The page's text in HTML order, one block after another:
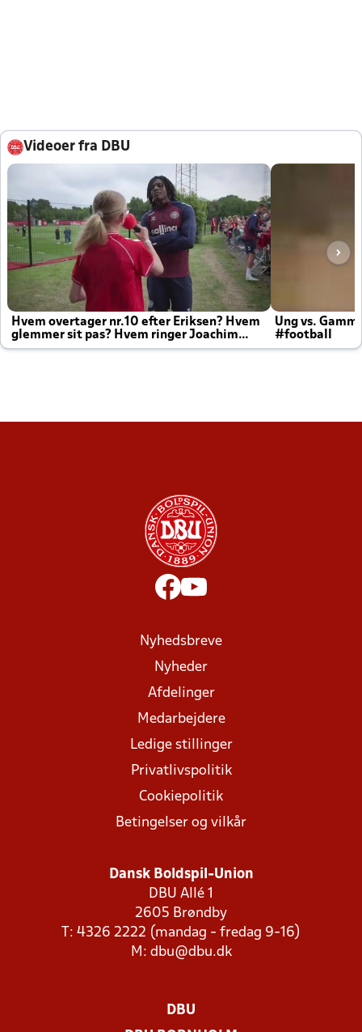
Videoer fra DBU
Hvem overtager nr.10 efter Eriksen? Hvem
glemmer sit pas? Hvem ringer Joachim
altid til efter kampe?
Ung vs.
#football
Nyhedsbreve
Nyheder
Afdelinger
Medarbejdere
Ledige stillinger
Privatlivspolitik
Cookiepolitik
Betingelser og vilkår
Dansk Boldspil-Union
DBU Allé 1
2605 Brøndby
T: 4326 2222 (mandag - fredag 9-16)
M: dbu@dbu.dk
DBU